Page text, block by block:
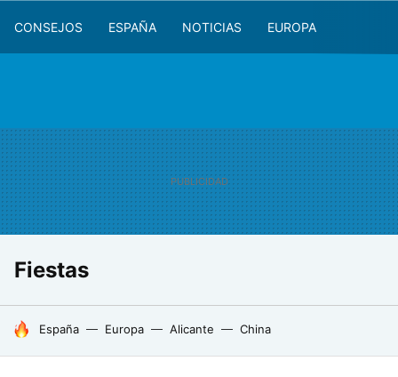
CONSEJOS ESPAÑA NOTICIAS EUROPA
Fiestas
HOY SE HABLA DE
España Europa Alicante China